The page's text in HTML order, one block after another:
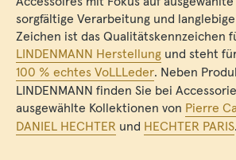
sorgfältige Verarbeitung und
Zeichen ist das Qualitätskennzeichen
LINDENMANN Herstellung und steht
100 % echtes VoLLLeder. Neben
LINDENMANN finden Sie bei
ausgewählte Kollektionen von Pierre
DANIEL HECHTER und HECHTER PARIS.